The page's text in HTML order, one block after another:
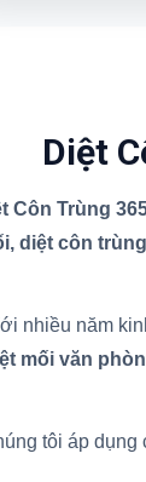
Diệt
Côn Trùng
diệt côn
nhiều năm
mối văn
tôi áp dụng